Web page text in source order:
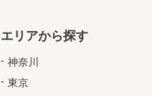
エリアから探す
神奈川
東京